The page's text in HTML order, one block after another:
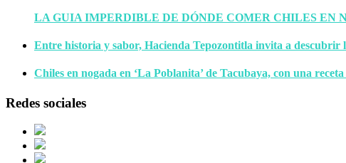
LA GUIA IMPERDIBLE DE DÓNDE COMER CHILES EN
Entre historia y sabor, Hacienda Tepozontitla invita a descubrir
Chiles en nogada en ‘La Poblanita’ de Tacubaya, con una receta
Redes sociales